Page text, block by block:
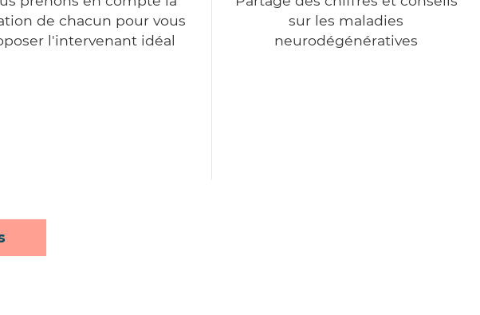
de chacun pour vous
l'intervenant idéal
sur les maladies
neurodégénératives